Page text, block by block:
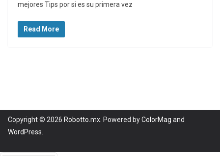
mejores Tips por si es su primera vez
Read More
Copyright © 2026 Robotto.mx . Powered byColorMag and
WordPress